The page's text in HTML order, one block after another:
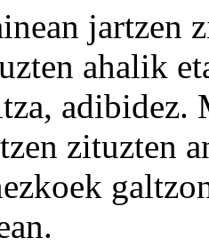
jartzen
ahalik
adibidez.
zituzten